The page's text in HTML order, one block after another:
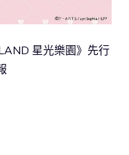
星光樂園》先行